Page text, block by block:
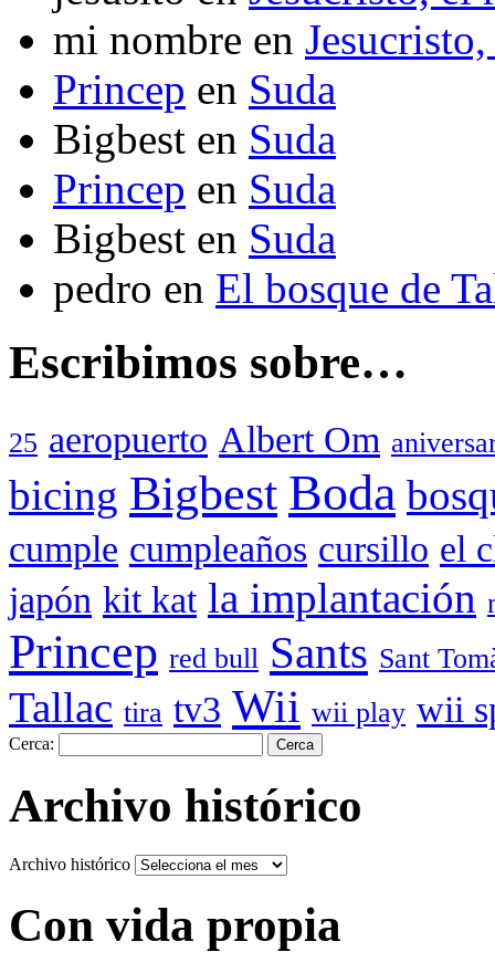
mi nombre en
Princep en Suda
Bigbest en Suda
Princep en Suda
Bigbest en Suda
pedro en El bosque de
Escribimos sobre…
25 aeropuerto Albert Om
bicing Bigbest Boda
cumple cumpleaños cursillo el
japón kit kat la implantación
Princep red bull Sants Sant
Tallac tira tv3 Wii wii play wii
Cerca:
Archivo histórico
Archivo histórico
Con vida propia